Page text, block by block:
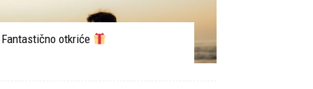
Fantastično otkriće